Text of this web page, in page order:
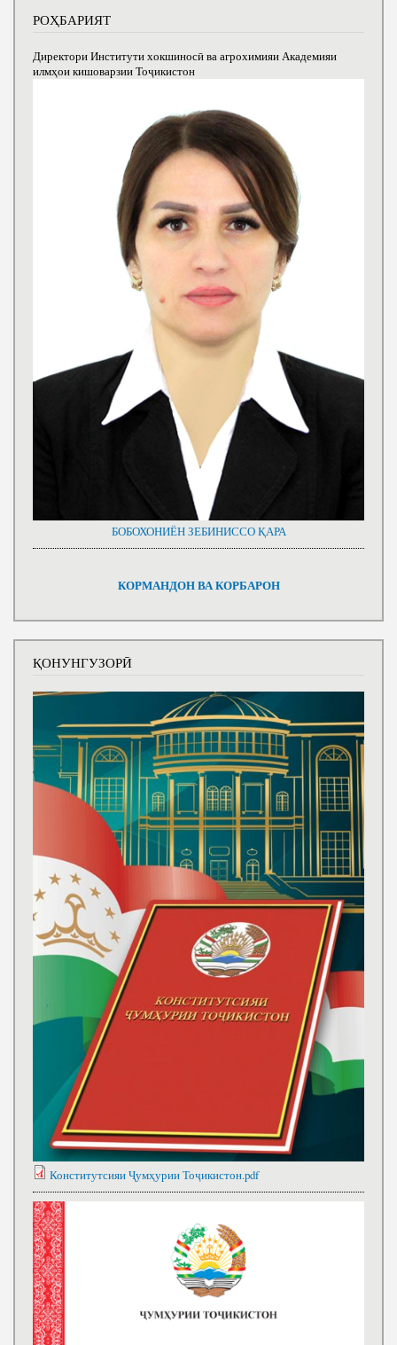
РОҲБАРИЯТ
Директори Институти хокшиносӣ ва агрохимияи Академияи
илмҳои кишоварзии Тоҷикистон
БОБОХОНИЁН ЗЕБИНИССО ҚАРА
КОРМАНДОН ВА КОРБАРОН
ҚОНУНГУЗОРӢ
Конститутсияи Ҷумҳурии Тоҷикистон.pdf